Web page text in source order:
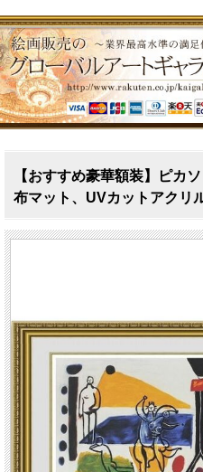
【おすすめ豪華額装】ピカ
布マット、UVカットアクリ